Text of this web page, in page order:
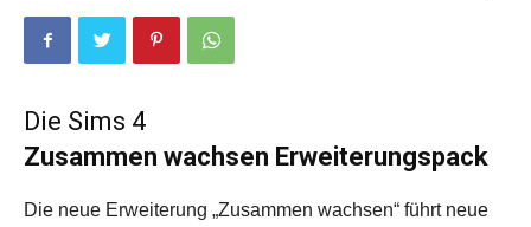
Die Sims 4
Zusammen wachsen Erweiterungspack
Die neue Erweiterung „Zusammen wachsen“ führt neue